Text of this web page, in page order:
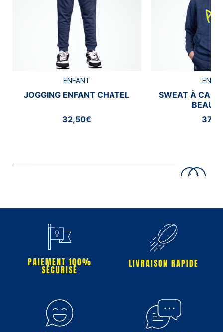
ENFANT
JOGGING ENFANT CHATEL
32,50€
SWEAT À
PAIEMENT 100%
SÉCURISÉ
LIVRAISON RAPIDE